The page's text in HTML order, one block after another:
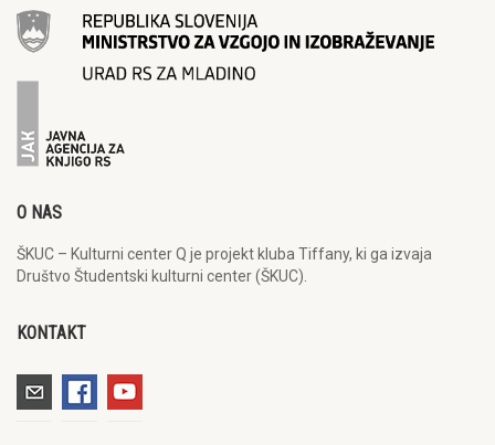
O NAS
ŠKUC – Kulturni center Q je projekt kluba Tiffany, ki ga izvaja
Društvo Študentski kulturni center (ŠKUC).
KONTAKT